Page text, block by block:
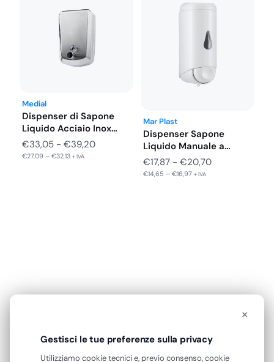
€60,39
Medial
Dispenser di Sapone
Liquido Acciaio Inox
Brillante/Satinato da…
€33,05 - €39,20Fascia
€27,09 – €32,13 + IVA
Mar Plast
Dispenser Sapone
Liquido Manuale a
Riempimento
Salvaspazio in…
€17,87 - €20,70Fascia
€14,65 – €16,97 + IVA
Cosa dicono di noi
Eccellente
×
Gestisci le tue preferenze sulla privacy
Utilizziamo cookie tecnici e, previo consenso, cookie